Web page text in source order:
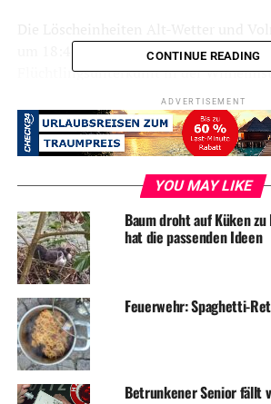
um 18:46 Uhr zu einem
Flüchtlingsunterkunft in der
Bei Eintreffen der ersten Einsatzkräfte
teilweise geräumt. Durch den
konnte festgestellt werden, dass ein
einem Küchenbereich ausgelöst hatte.
einer leichten Rauchentwicklung
gekommen. Die Einsatzstelle wurde
übergeben und der Einsatz konnte
beendet werden.
Symbolfoto / Archiv
CONTINUE READING
ADVERTISEMENT
YOU MAY LIKE
Baum droht auf Küken
hat die passenden Ideen
Feuerwehr: Spaghetti-
Betrunkener Senior fällt